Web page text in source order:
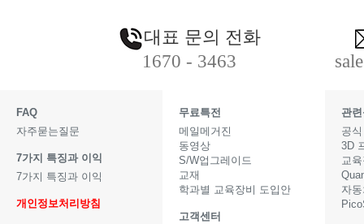
대표 문의 전화
1670 - 3463
FAQ
자주묻는질문
7가지 특징과 이익
7가지 특징과 이익
개인정보처리방침
무료특전
메일메거진
동영상
S/W업그레이드
교재
학과별 교육장비 도입안
고객센터
관
공
3D
교
자